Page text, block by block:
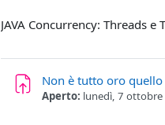
JAVA Concurrency: Threads e
Non è tutto oro
Aperto: lunedì, 7